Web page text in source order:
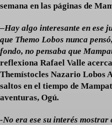
semana en las páginas de
–Hay algo interesante en ese
que Themo Lobos nunca
fondo, no pensaba que
reflexiona Rafael Valle
Themístocles Nazario Lobos
saltos en el tiempo de
aventuras, Ogú.
-No era ese su interés